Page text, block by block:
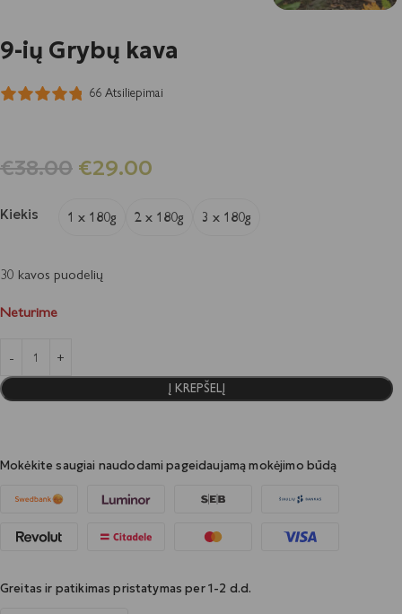
9-ių Grybų kava
66 Atsiliepimai
€38.00 €29.00
Kiekis 1 x 180g 2 x 180g 3 x 180g
30 kavos puodelių
Neturime
Į KREPŠELĮ
Mokėkite saugiai naudodami pageidaujamą mokėjimo būdą
Greitas ir patikimas pristatymas per 1-2 d.d.